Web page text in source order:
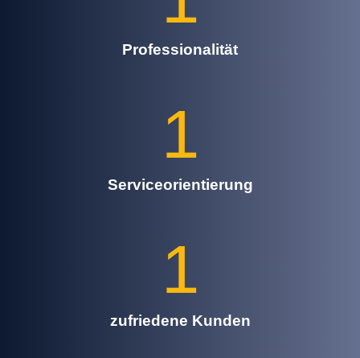
Professionalität
1
Serviceorientierung
1
zufriedene Kunden